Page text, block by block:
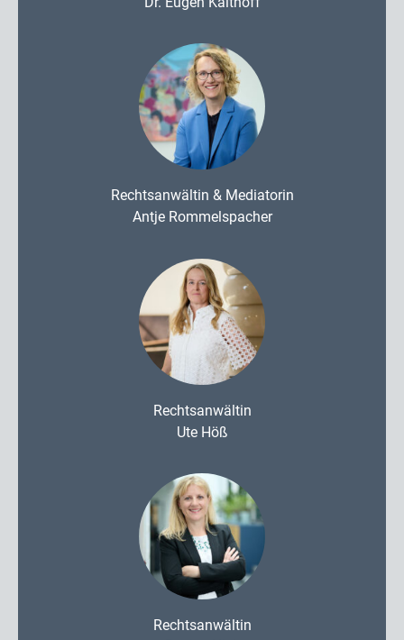
Rechtsanwältin & Mediatorin
Antje Rommelspacher
Rechtsanwältin
Ute Höß
Rechtsanwältin